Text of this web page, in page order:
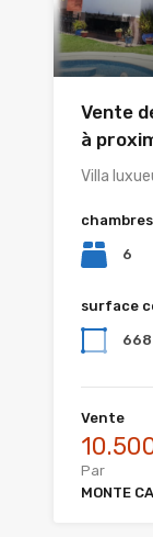
Vente
à
Villa
chambres
6
surface
668
Vente
Par
MONTE